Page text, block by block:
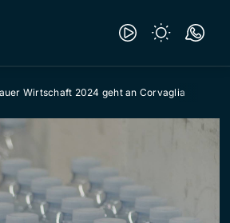
Wirtschaft 2024 geht an Corvaglia